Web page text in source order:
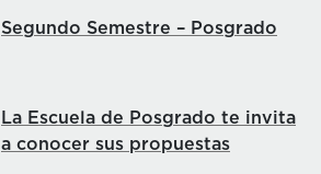
Segundo Semestre – Posgrado
La Escuela de Posgrado te invita
a conocer sus propuestas